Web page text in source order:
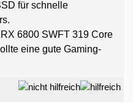
für schnelle
6800 SWFT 319 Core
eine gute Gaming-